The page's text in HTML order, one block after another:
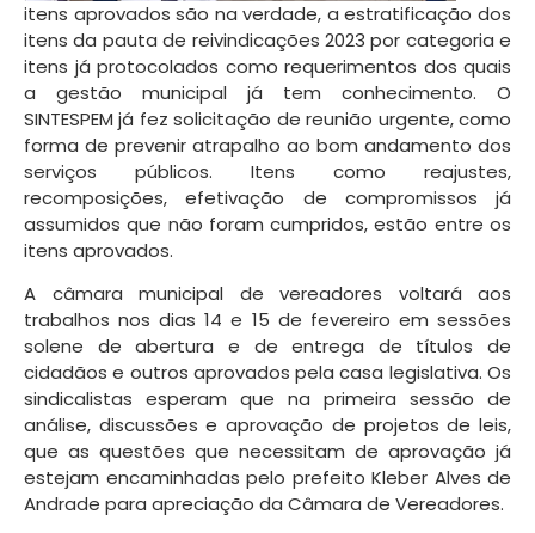
itens aprovados são na verdade, a estratificação dos
itens da pauta de reivindicações 2023 por categoria e
itens já protocolados como requerimentos dos quais
a gestão municipal já tem conhecimento. O
SINTESPEM já fez solicitação de reunião urgente, como
forma de prevenir atrapalho ao bom andamento dos
serviços públicos. Itens como reajustes,
recomposições, efetivação de compromissos já
assumidos que não foram cumpridos, estão entre os
itens aprovados.
A câmara municipal de vereadores voltará aos
trabalhos nos dias 14 e 15 de fevereiro em sessões
solene de abertura e de entrega de títulos de
cidadãos e outros aprovados pela casa legislativa. Os
sindicalistas esperam que na primeira sessão de
análise, discussões e aprovação de projetos de leis,
que as questões que necessitam de aprovação já
estejam encaminhadas pelo prefeito Kleber Alves de
Andrade para apreciação da Câmara de Vereadores.